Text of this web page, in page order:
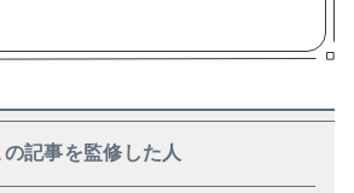
の記事を監修した人